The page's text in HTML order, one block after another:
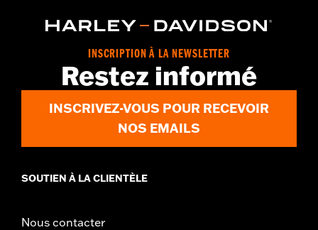
INSCRIPTION À LA NEWSLETTER
Restez informé
INSCRIVEZ-VOUS POUR RECEVOIR
NOS EMAILS
SOUTIEN À LA CLIENTÈLE
Nous contacter